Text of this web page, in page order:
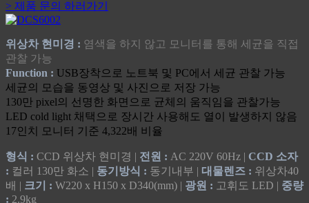
> 제품 문의 하러가기
위상차 현미경 : 염색을 하지 않고 모니터를 통해 세균을 직접
관찰 가능
Function : USB장착으로 노트북 및 PC에서 세균 관찰 가능
세균의 모습을 동영상 및 사진으로 저장 가능
130만 pixel의 선명한 화면으로 균체의 움직임을 관찰가능
LED cold light 채택으로 장시간 사용해도 열이 발생하지 않음
17인치 모니터 기준 4,322배 비율
형식 : CCD 위상차 현미경 | 전원 : AC 220V 60Hz | CCD 소자
: 컬러 130만 화소 | 동기방식 : 동기내부 | 대물렌즈 : 위상차40
배 | 크기 : W220 x H150 x D340(mm) | 광원 : 고휘도 LED | 중량
: 2.9kg